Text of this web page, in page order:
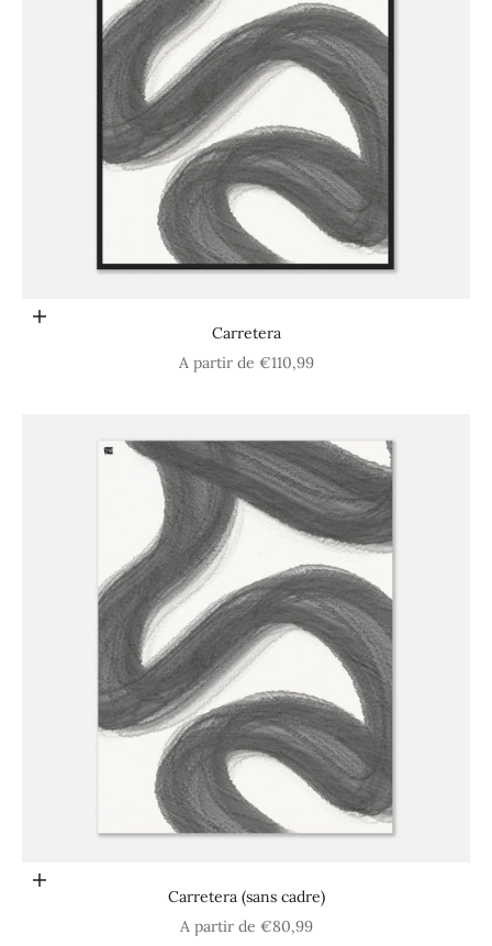
Choisir les options
Carretera
Prix de vente
A partir de €110,99
Choisir les options
Carretera (sans cadre)
Prix de vente
A partir de €80,99